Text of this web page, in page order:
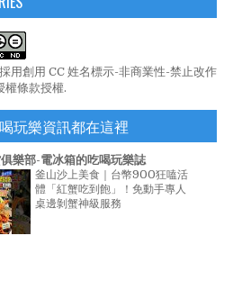
用創用 CC 姓名標示-非商業性-禁止改作
權條款授權.
玩樂資訊都在這裡
樂部-電冰箱的吃喝玩樂誌
釜山沙上美食｜台幣900狂嗑活
體「紅蟹吃到飽」！免動手專人
桌邊剝蟹神級服務